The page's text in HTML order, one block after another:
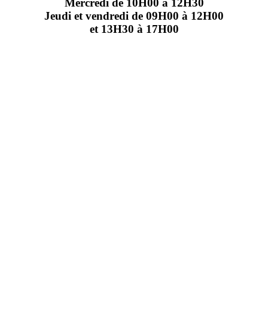
Mercredi de 10H00 à 12H30
Jeudi et vendredi de 09H00 à 12H00
et 13H30 à 17H00